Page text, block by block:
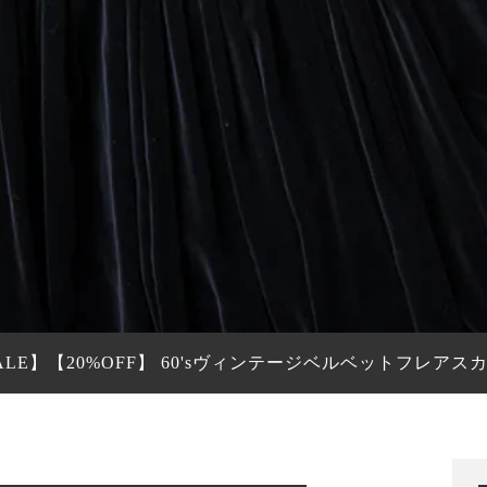
】【20%OFF】 60'sヴィンテージベルベットフレアス